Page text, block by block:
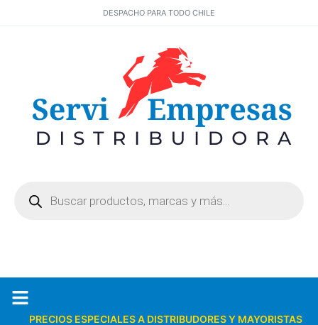
DESPACHO PARA TODO CHILE
PRECIOS ESPECIALES A DISTRIBUDORES Y MAYORISTAS